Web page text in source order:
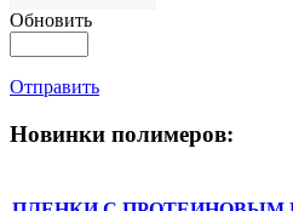
Обновить
Отправить
Новинки полимеров: